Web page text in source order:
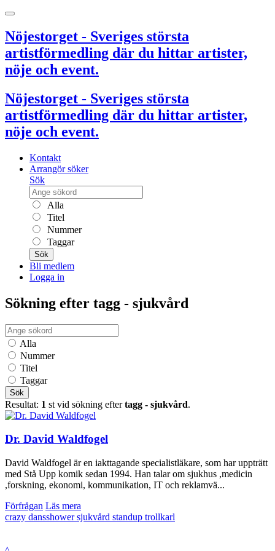
Nöjestorget - Sveriges största
artistförmedling där du hittar artister,
nöje och event.
Nöjestorget - Sveriges största
artistförmedling där du hittar artister,
nöje och event.
Kontakt
Arrangör söker
Sök
Alla
Titel
Nummer
Taggar
Sök
Bli medlem
Logga in
Sökning efter tagg - sjukvård
Alla
Nummer
Titel
Taggar
Sök
Resultat: 1 st vid sökning eftertagg - sjukvård.
Dr. David Waldfogel
David Waldfogel är en iakttagande specialistläkare, som har uppträtt
med Stå Upp komik sedan 1994. Han talar om sjukhus ,medicin
,forskning, ekonomi, kommunikation, IT och reklamvä...
Förfrågan Läs mera
crazy dansshowersjukvård standup trollkarl